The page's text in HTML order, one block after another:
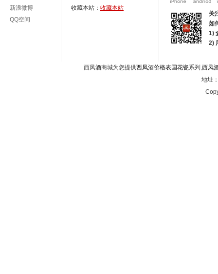
新浪微博
QQ空间
收藏本站： 收藏本站
关
如
1)
2)
西凤酒商城为您提供西凤酒价格表国花瓷系列,西凤
地址